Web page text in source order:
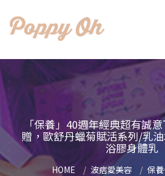
「保養」40週年經典超有誠
贈，歐舒丹蠟菊賦活系列/乳
浴膠身體乳
HOME 波痞愛美容
保